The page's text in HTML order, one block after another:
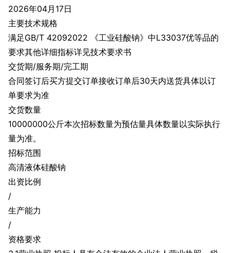
2026年04月17日
主要技术规格
满足GB/T 42092022 《工业硅酸钠》中L33037优等品的
要求其他详细指标详见技术要求书
交货期/服务期/完工期
合同签订后买方提交订单接收订单后30天内送货具体以订
单要求为准
交货数量
10000000公斤本次招标数量为预估量具体数量以实际执行
量为准。
招标范围
高清液体硅酸钠
出资比例
/
生产能力
/
资格要求